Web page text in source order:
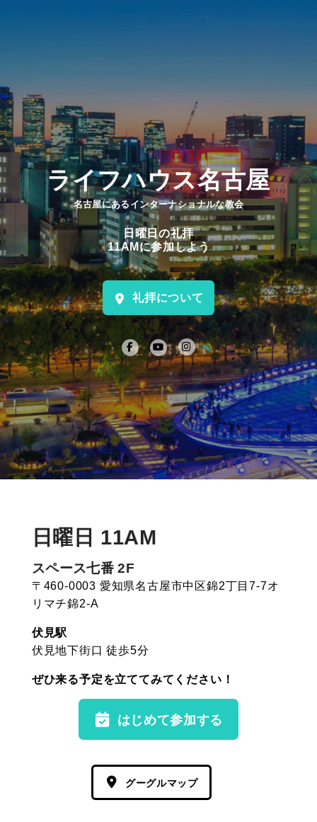
ライフハウス名古屋
名古屋にあるインターナショナルな教会
日曜日の礼拝
11AMに参加しよう
礼拝について
日曜日 11AM
スペース七番 2F
〒460-0003 愛知県名古屋市中区錦2丁目7-7オ
リマチ錦2-A
伏見駅
伏見地下街口 徒歩5分
ぜひ来る予定を立ててみてください！
はじめて参加する
グーグルマップ